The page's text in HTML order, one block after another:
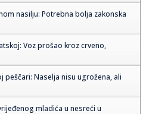
nasilju: Potrebna bolja zakonska
Voz prošao kroz crveno,
peščari: Naselja nisu ugrožena, ali
mladića u nesreći u